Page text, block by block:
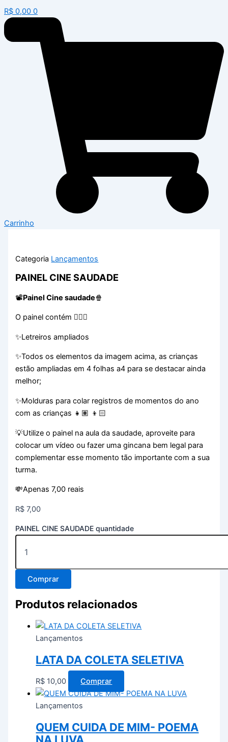
R$ 0,00 0
Carrinho
Categoria Lançamentos
PAINEL CINE SAUDADE
📽️Painel Cine saudade🍿
O painel contém 👇🏻😊
✨Letreiros ampliados
✨Todos os elementos da imagem acima, as crianças
estão ampliadas em 4 folhas a4 para se destacar ainda
melhor;
✨Molduras para colar registros de momentos do ano
com as crianças 👧🏽 👦🏻
💡Utilize o painel na aula da saudade, aproveite para
colocar um vídeo ou fazer uma gincana bem legal para
complementar esse momento tão importante com a sua
turma.
💸Apenas 7,00 reais
R$ 7,00
PAINEL CINE SAUDADE quantidade
Comprar
Produtos relacionados
Lançamentos
LATA DA COLETA SELETIVA
R$ 10,00 Comprar
Lançamentos
QUEM CUIDA DE MIM- POEMA